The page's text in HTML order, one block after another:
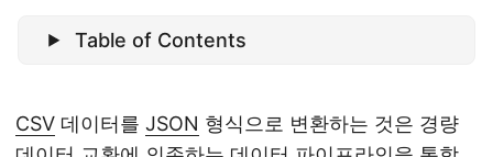
Table of Contents
CSV 데이터를 JSON 형식으로 변환하는 것은 경량